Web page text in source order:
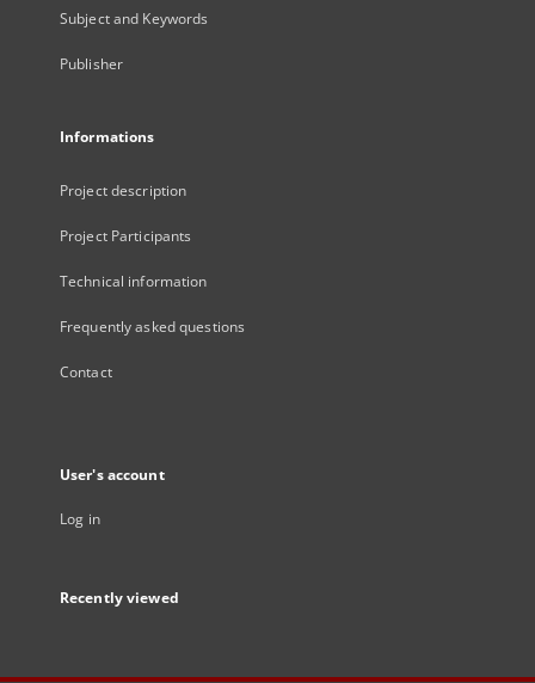
Subject and Keywords
Publisher
Informations
Project description
Project Participants
Technical information
Frequently asked questions
Contact
User's account
Log in
Recently viewed